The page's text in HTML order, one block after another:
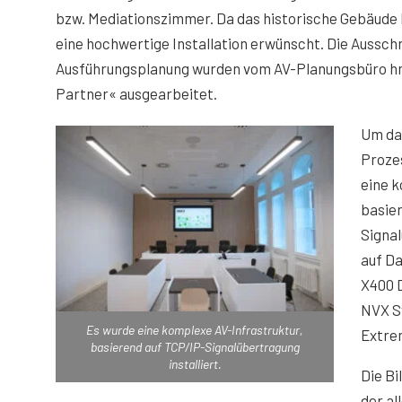
bzw. Mediationszimmer. Da das historische
eine hochwertige Installation erwünscht. Die
Ausführungsplanung wurden vom AV-Planungsbüro
Partner« ausgearbeitet.
Es wurde eine komplexe AV-Infrastruktur,
basierend auf TCP/IP-Signalübertragung
installiert.
Um
eine
auf
X400
NVX
Die